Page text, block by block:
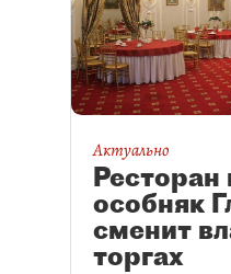
Актуально
Ресторан
особняк
сменит
торгах